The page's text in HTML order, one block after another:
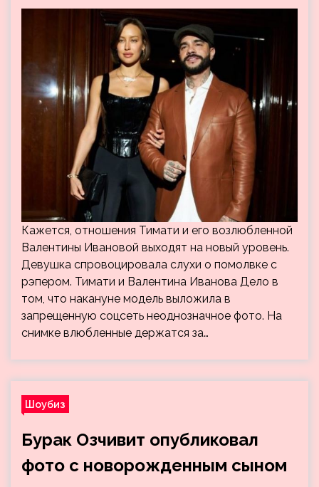
Кажется, отношения Тимати и его возлюбленной
Валентины Ивановой выходят на новый уровень.
Девушка спровоцировала слухи о помолвке с
рэпером. Тимати и Валентина Иванова Дело в
том, что накануне модель выложила в
запрещенную соцсеть неоднозначное фото. На
снимке влюбленные держатся за…
Шоубиз
Бурак Озчивит опубликовал
фото с новорожденным сыном